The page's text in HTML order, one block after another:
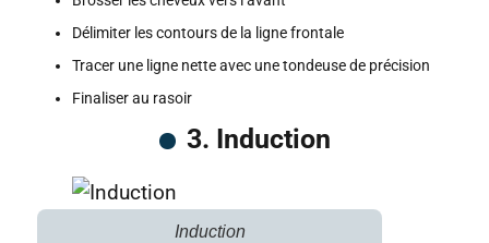
Délimiter les contours de la ligne frontale
Tracer une ligne nette avec une tondeuse de précision
Finaliser au rasoir
3. Induction
Induction